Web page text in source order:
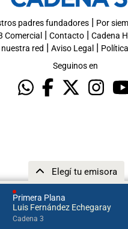
Primera Plana
Luis Fernández Echegaray
Cadena 3
Elegí tu emisora
padres fundadores| Por
Comercial | Contacto| Cadena
red | Aviso Legal |
Seguinos en